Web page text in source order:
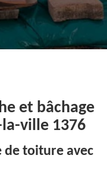
et bâchage
ville 1376
de toiture avec